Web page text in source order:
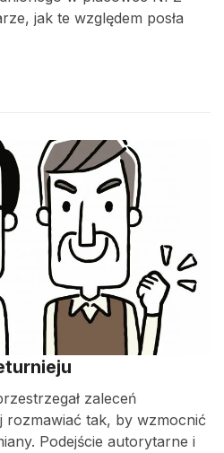
jak te względem posła
zaleceń
rozmawiać tak, by wzmocnić
Podejście autorytarne i